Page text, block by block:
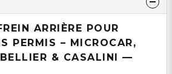
ARRIÈRE POUR
PERMIS – MICROCAR,
& CASALINI —